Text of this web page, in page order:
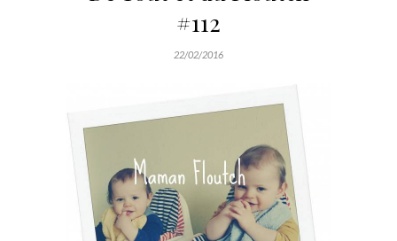
#112
22/02/2016